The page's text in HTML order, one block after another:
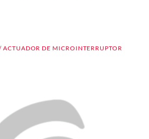
ACTUADOR DE MICROINTERRUPTOR